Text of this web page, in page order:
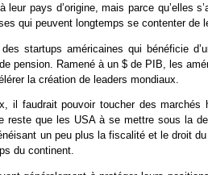
pays d’origine, mais parce qu’elles
qui peuvent longtemps se contenter de
startups américaines qui bénéficie
pension. Ramené à un $ de PIB, les
la création de leaders mondiaux.
il faudrait pouvoir toucher des
que les USA à se mettre sous la
un peu plus la fiscalité et le droit
du continent.